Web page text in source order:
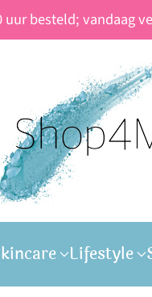
uur besteld; vandaag
Lifestyle